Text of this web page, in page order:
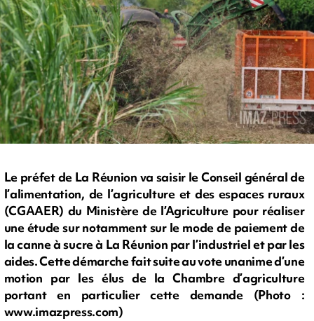
Le préfet de La Réunion va saisir le Conseil général de
l’alimentation, de l’agriculture et des espaces ruraux
(CGAAER) du Ministère de l’Agriculture pour réaliser
une étude sur notamment sur le mode de paiement de
la canne à sucre à La Réunion par l’industriel et par les
aides. Cette démarche fait suite au vote unanime d’une
motion par les élus de la Chambre d’agriculture
portant en particulier cette demande (Photo :
www.imazpress.com)